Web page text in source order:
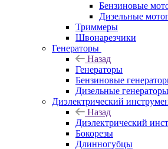
Бензиновые
Дизельные
Триммеры
Швонарезчики
Генераторы
Назад
Генераторы
Бензиновые
Дизельные генераторы
Диэлектрический
Назад
Диэлектрический
Бокорезы
Длинногубцы